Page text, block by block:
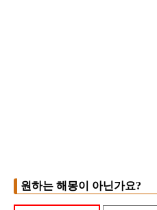
원하는 해몽이 아닌가요?